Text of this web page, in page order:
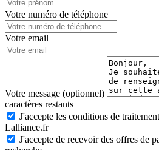
Votre numéro de téléphone
Votre email
Votre message (optionnel)
caractères restants
J'accepte les conditions de
Lalliance.fr
J'accepte de recevoir des offres de